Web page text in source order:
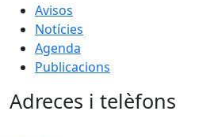
Avisos
Notícies
Agenda
Publicacions
Adreces i telèfons